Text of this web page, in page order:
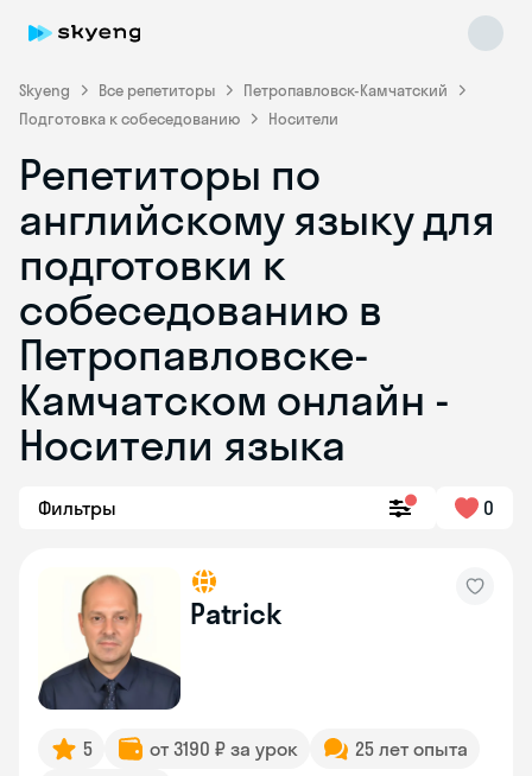
Skyeng Все репетиторы
Петропавловск-Камчатский
Подготовка к собеседованию
Носители
Репетиторы по
английскому языку для
подготовки к
собеседованию в
Петропавловске-
Камчатском онлайн -
Носители языка
Фильтры 0
Patrick
5 от 3190 ₽ за урок
25 лет опыта
Skyeng Chat